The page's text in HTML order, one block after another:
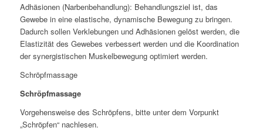
Adhäsionen (Narbenbehandlung): Behandlungsziel ist, das
Gewebe in eine elastische, dynamische Bewegung zu bringen.
Dadurch sollen Verklebungen und Adhäsionen gelöst werden, die
Elastizität des Gewebes verbessert werden und die Koordination
der synergistischen Muskelbewegung optimiert werden.
Schröpfmassage
Schröpfmassage
Vorgehensweise des Schröpfens, bitte unter dem Vorpunkt
„Schröpfen“ nachlesen.